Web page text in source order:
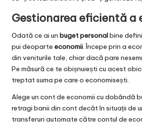
Gestionarea eficientă a
Odată ce ai un buget personalbine
pui deoparte economii. Începe prin a
din veniturile tale, chiar dacă pare
Pe măsură ce te obișnuiești cu acest
treptat suma pe care o economisești.
Alege un cont de economii cu dobândă
retragi banii din cont decât în situații de
transferuri automate către contul de